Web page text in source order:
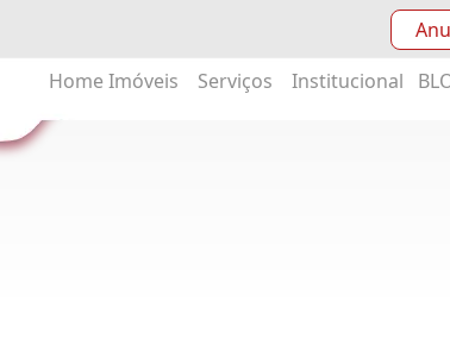
Home Imóveis Serviços Institucional